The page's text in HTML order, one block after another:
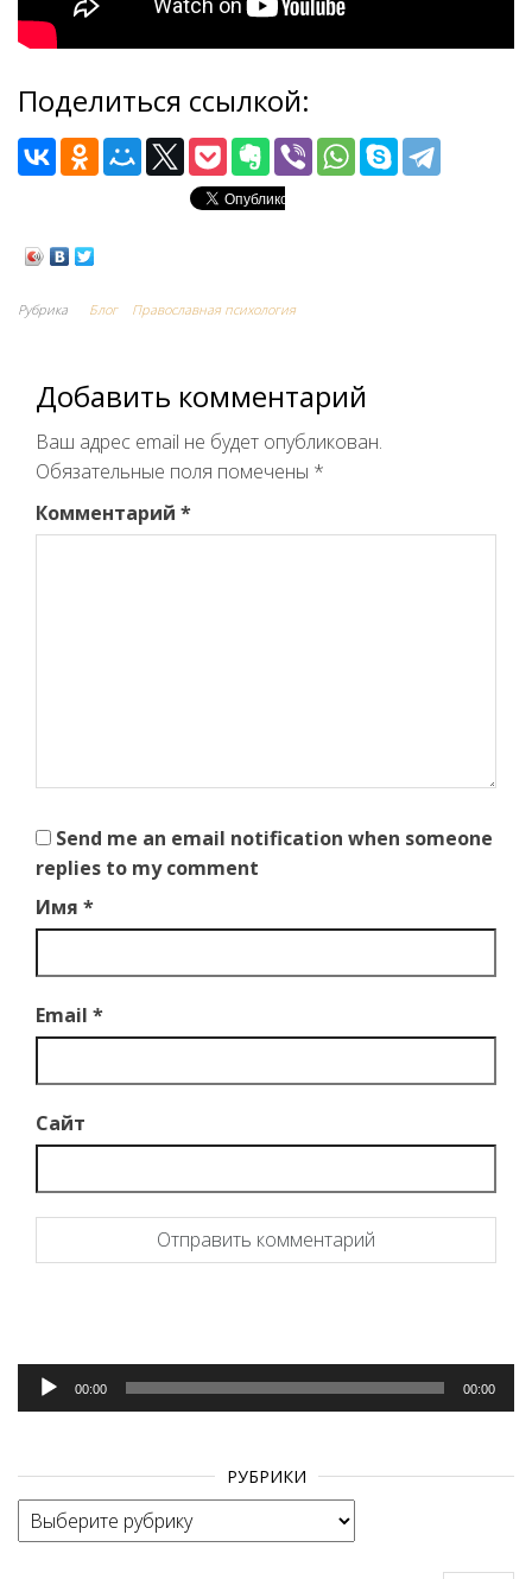
Поделиться ссылкой:
Рубрика Блог Православная психология
Добавить комментарий
Ваш адрес email не будет опубликован.
Обязательные поля помечены *
Комментарий *
Send me an email notification when someone
replies to my comment
Имя *
Email *
Сайт
Аудиоплеер
00:00 00:00
РУБРИКИ
Рубрики